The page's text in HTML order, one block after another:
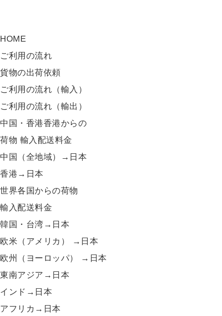
HOME
ご利用の流れ
貨物の出荷依頼
ご利用の流れ（輸入）
ご利用の流れ（輸出）
中国・香港香港からの
荷物 輸入配送料金
中国（全地域）→日本
香港→日本
世界各国からの荷物
輸入配送料金
韓国・台湾→日本
欧米（アメリカ） →日本
欧州（ヨーロッパ） →日本
東南アジア→日本
インド→日本
アフリカ→日本